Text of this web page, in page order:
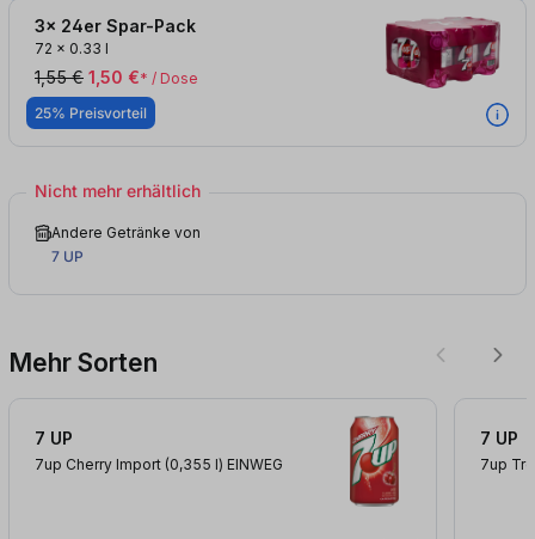
3x 24er Spar-Pack
72 x 0.33 l
1,55 € 1,50 €* / Dose
25% Preisvorteil
Nicht mehr erhältlich
Andere Getränke von
7 UP
Mehr Sorten
7 UP
7up Cherry Import (0,355 l) EINWEG
7 UP
7up